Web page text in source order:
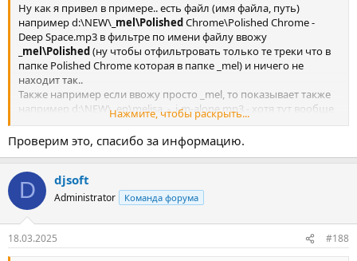
Ну как я привел в примере.. есть файл (имя файла, путь)
например d:\NEW\ _mel\PolishedChrome\Polished Chrome -
Deep Space.mp3 в фильтре по имени файлу ввожу
_mel\Polished(ну чтобы отфильтровать только те треки что в
папке Polished Chrome которая в папке _mel) и ничего не
находит так..
Также например если ввожу просто _mel, то показывает также
например d:\NEW\_en\melisa_-_i-m-alone.mp3 - хотя тут вообще
нету такой комбинации, но есть без нижнего подчеркивания,
получается оно его игнорит.
Нажмите, чтобы раскрыть...
Проверим это, спасибо за информацию.
D djsoft
Administrator Команда форума
18.03.2025 #188